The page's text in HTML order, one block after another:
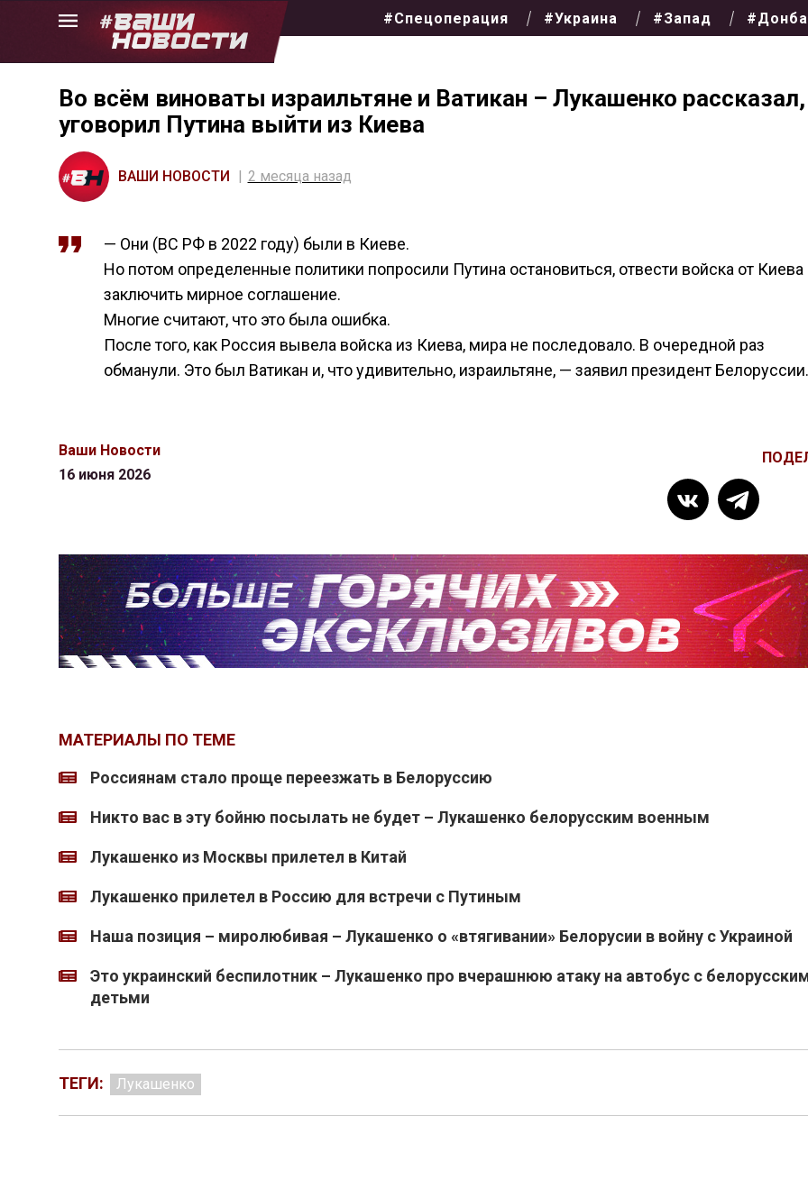
Skip
#Спецоперация #Украина #Запад
Во всём виноваты израильтяне и Ватикан – Лукашенко
уговорил Путина выйти из Киева
ВАШИ НОВОСТИ 2 месяца назад
— Они (ВС РФ в 2022 году) были в Киеве.
Но потом определенные политики попросили Путина остановиться, отвести войска от Киева
заключить мирное соглашение.
Многие считают, что это была ошибка.
После того, как Россия вывела войска из Киева, мира не последовало. В очередной раз
обманули. Это был Ватикан и, что удивительно, израильтяне, — заявил президент Белоруссии.
Ваши Новости
16 июня 2026
МАТЕРИАЛЫ ПО ТЕМЕ
Россиянам стало проще переезжать в Белоруссию
Никто вас в эту бойню посылать не будет – Лукашенко белорусским военным
Лукашенко из Москвы прилетел в Китай
Лукашенко прилетел в Россию для встречи с Путиным
Наша позиция – миролюбивая – Лукашенко о «втягивании» Белорусии в войну с Украиной
Это украинский беспилотник – Лукашенко про вчерашнюю атаку на автобус с
детьми
ТЕГИ: Лукашенко